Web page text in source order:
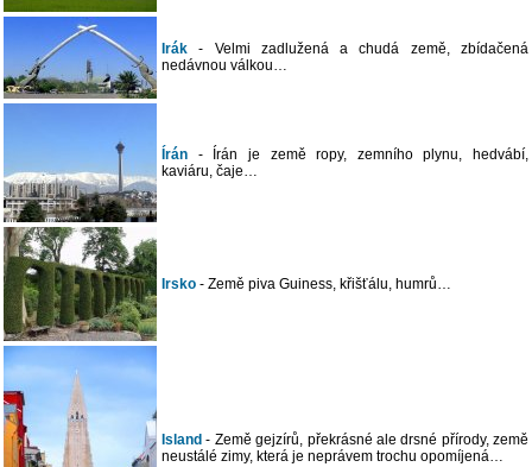
Irák - Velmi zadlužená a chudá země, zbídačená
nedávnou válkou…
Írán - Írán je země ropy, zemního plynu, hedvábí,
kaviáru, čaje…
Irsko - Země piva Guiness, křišťálu, humrů…
Island - Země gejzírů, překrásné ale drsné přírody, země
neustálé zimy, která je neprávem trochu opomíjená…